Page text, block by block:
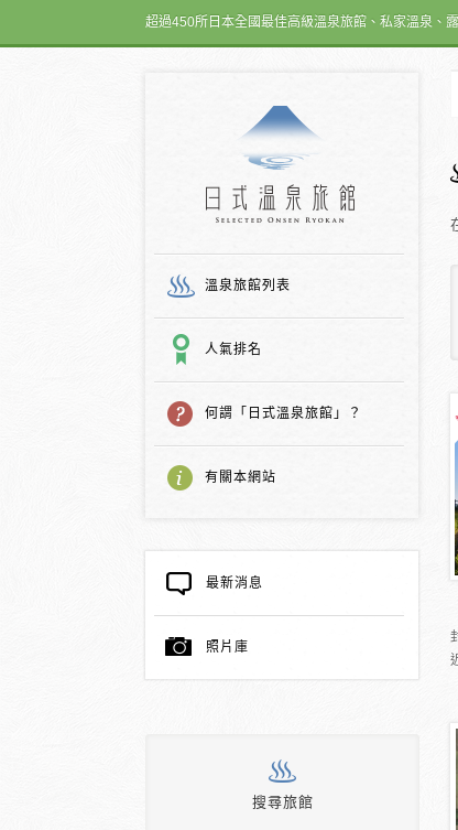
超過450所日本全國最佳高級溫泉旅館、私家溫泉、
溫泉旅館列表
人氣排名
何謂「日式溫泉旅館」？
有關本網站
最新消息
照片庫
搜尋旅館